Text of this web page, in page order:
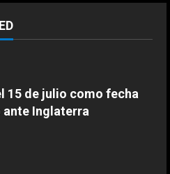
a un paso
2026
y llevó al Girona a
y ahora se va al Como
Fàbregas
15 de julio como fecha
Inglaterra